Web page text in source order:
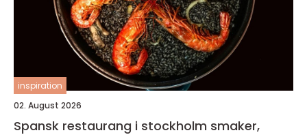
inspiration
02. August 2026
Spansk restaurang i stockholm smaker,